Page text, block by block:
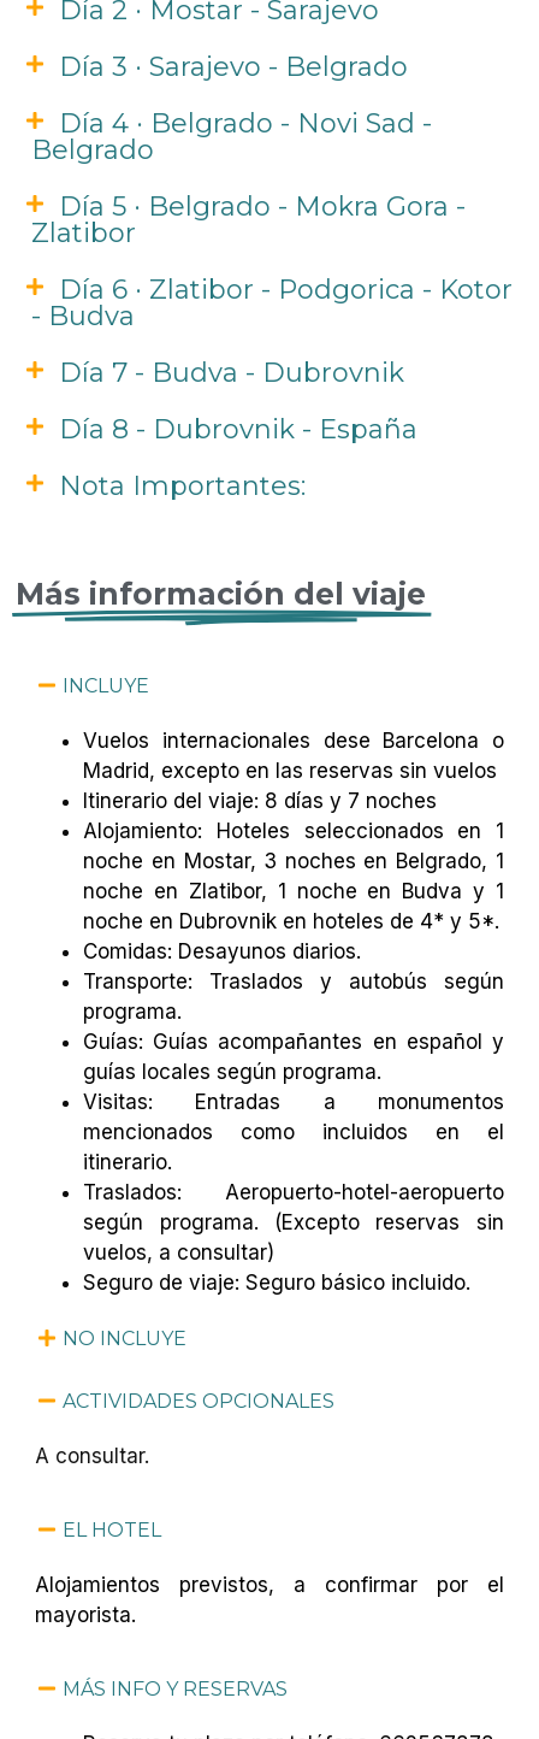
Día 2 · Mostar - Sarajevo
Día 3 · Sarajevo - Belgrado
Día 4 · Belgrado - Novi Sad -
Belgrado
Día 5 · Belgrado - Mokra Gora -
Zlatibor
Día 6 · Zlatibor - Podgorica - Kotor
- Budva
Día 7 - Budva - Dubrovnik
Día 8 - Dubrovnik - España
Nota Importantes:
Más información del viaje
INCLUYE
Vuelos internacionales dese Barcelona o
Madrid, excepto en las reservas sin vuelos
Itinerario del viaje: 8 días y 7 noches
Alojamiento: Hoteles seleccionados en 1
noche en Mostar, 3 noches en Belgrado, 1
noche en Zlatibor, 1 noche en Budva y 1
noche en Dubrovnik en hoteles de 4* y 5*.
Comidas: Desayunos diarios.
Transporte: Traslados y autobús según
programa.
Guías: Guías acompañantes en español y
guías locales según programa.
Visitas: Entradas a monumentos
mencionados como incluidos en el
itinerario.
Traslados: Aeropuerto-hotel-aeropuerto
según programa. (Excepto reservas sin
vuelos, a consultar)
Seguro de viaje: Seguro básico incluido.
NO INCLUYE
ACTIVIDADES OPCIONALES
A consultar.
EL HOTEL
Alojamientos previstos, a confirmar por el
mayorista.
MÁS INFO Y RESERVAS